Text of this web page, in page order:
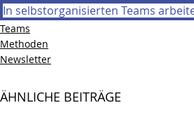
In selbstorganisierten Teams
Teams
Methoden
Newsletter
ÄHNLICHE BEITRÄGE